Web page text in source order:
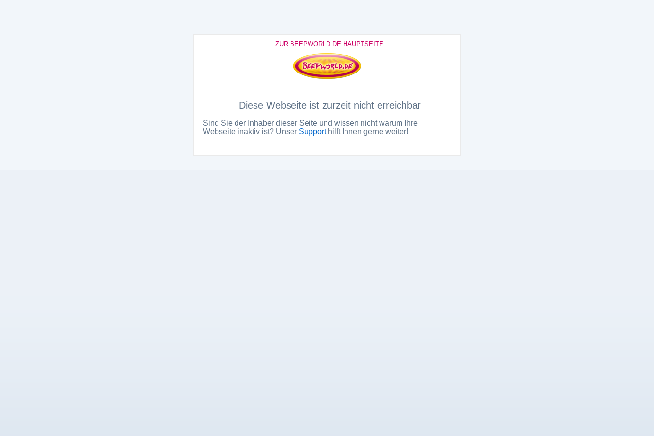
ZUR BEEPWORLD.DE HAUPTSEITE
Diese Webseite ist zurzeit nicht erreichbar
Sind Sie der Inhaber dieser Seite und wissen nicht warum Ihre
Webseite inaktiv ist? Unser Supporthilft Ihnen gerne weiter!